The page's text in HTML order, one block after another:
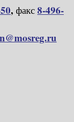
, факс 8-496-